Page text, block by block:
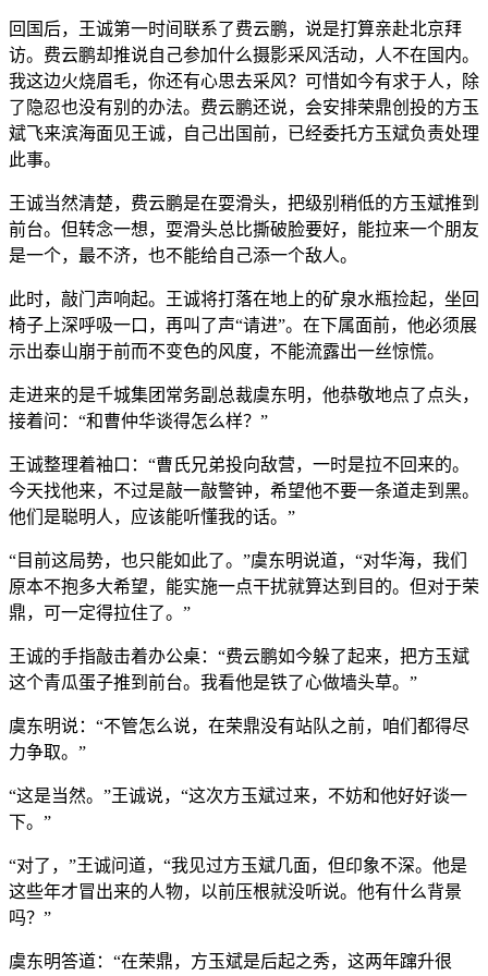
回国后，王诚第一时间联系了费云鹏，说是打算亲赴北京拜
访。费云鹏却推说自己参加什么摄影采风活动，人不在国内。
我这边火烧眉毛，你还有心思去采风？可惜如今有求于人，除
了隐忍也没有别的办法。费云鹏还说，会安排荣鼎创投的方玉
斌飞来滨海面见王诚，自己出国前，已经委托方玉斌负责处理
此事。
王诚当然清楚，费云鹏是在耍滑头，把级别稍低的方玉斌推到
前台。但转念一想，耍滑头总比撕破脸要好，能拉来一个朋友
是一个，最不济，也不能给自己添一个敌人。
此时，敲门声响起。王诚将打落在地上的矿泉水瓶捡起，坐回
椅子上深呼吸一口，再叫了声“请进”。在下属面前，他必须展
示出泰山崩于前而不变色的风度，不能流露出一丝惊慌。
走进来的是千城集团常务副总裁虞东明，他恭敬地点了点头，
接着问：“和曹仲华谈得怎么样？”
王诚整理着袖口：“曹氏兄弟投向敌营，一时是拉不回来的。
今天找他来，不过是敲一敲警钟，希望他不要一条道走到黑。
他们是聪明人，应该能听懂我的话。”
“目前这局势，也只能如此了。”虞东明说道，“对华海，我们
原本不抱多大希望，能实施一点干扰就算达到目的。但对于荣
鼎，可一定得拉住了。”
王诚的手指敲击着办公桌：“费云鹏如今躲了起来，把方玉斌
这个青瓜蛋子推到前台。我看他是铁了心做墙头草。”
虞东明说：“不管怎么说，在荣鼎没有站队之前，咱们都得尽
力争取。”
“这是当然。”王诚说，“这次方玉斌过来，不妨和他好好谈一
下。”
“对了，”王诚问道，“我见过方玉斌几面，但印象不深。他是
这些年才冒出来的人物，以前压根就没听说。他有什么背景
吗？”
虞东明答道：“在荣鼎，方玉斌是后起之秀，这两年蹿升很